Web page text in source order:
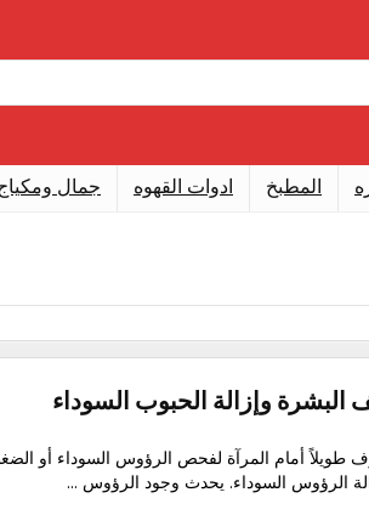
المطبخ ادوات القهوه جمال
وإزالة الحبوب السوداء
طويلاً أمام المرآة لفحص الرؤوس السوداء أو
الرؤوس السوداء. يحدث وجود الرؤوس ...